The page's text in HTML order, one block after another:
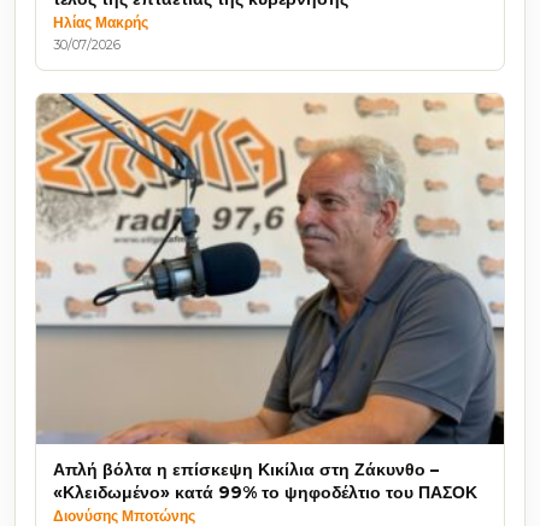
Ηλίας Μακρής
30/07/2026
Απλή βόλτα η επίσκεψη Κικίλια στη Ζάκυνθο –
«Κλειδωμένο» κατά 99% το ψηφοδέλτιο του ΠΑΣΟΚ
Διονύσης Μποτώνης